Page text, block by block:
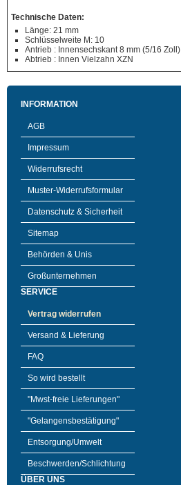
Technische Daten:
Länge: 21 mm
Schlüsselweite M: 10
Antrieb : Innensechskant 8 mm (5/16 Zoll)
Abtrieb : Innen Vielzahn XZN
INFORMATION
AGB
Impressum
Widerrufsrecht
Muster-Widerrufsformular
Datenschutz & Sicherheit
Sitemap
Behörden & Unis
Großunternehmen
SERVICE
Vertrag widerrufen
Versand & Lieferung
FAQ
So wird bestellt
"Mwst-freie Lieferungen"
"Gelangensbestätigung"
Entsorgung/Umwelt
Beschwerden/Schlichtung
ÜBER UNS